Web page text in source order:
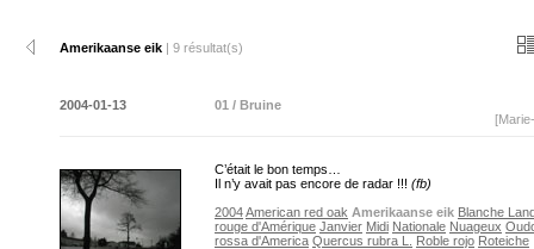
Amerikaanse eik | 9 résultat(s)
2004-01-13
01 / Bruine
C’était le bon temps…
Il n’y avait pas encore de radar !!! (fb)
2004American red oak Amerikaanse eik Blanche
rouge d'Amérique Janvier Midi Nationale Nuageux
rossa d'America Quercus rubra L. Roble rojo Roteiche